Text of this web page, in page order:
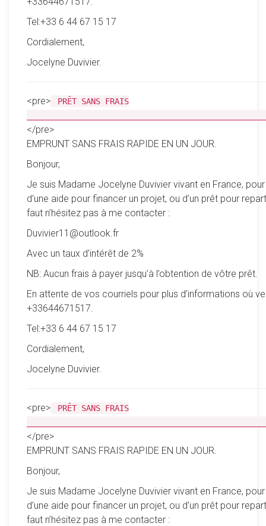
Tel:+33 6 44 67 15 17
Cordialement,
Jocelyne Duvivier.
<pre>
PRÊT SANS FRAIS
</pre>
EMPRUNT SANS FRAIS RAPIDE EN UN JOUR.
Bonjour,
Je suis Madame Jocelyne Duvivier vivant en France,
d’une aide pour financer un projet, ou d’un prêt pour
faut n’hésitez pas à me contacter :
Duvivier11@outlook.fr
Avec un taux d’intérêt de 2%
NB: Aucun frais à payer jusqu’à l’obtention de vôtre prêt.
En attente de vos courriels pour plus d’informations où
+33644671517.
Tel:+33 6 44 67 15 17
Cordialement,
Jocelyne Duvivier.
<pre>
PRÊT SANS FRAIS
</pre>
EMPRUNT SANS FRAIS RAPIDE EN UN JOUR.
Bonjour,
Je suis Madame Jocelyne Duvivier vivant en France,
d’une aide pour financer un projet, ou d’un prêt pour
faut n’hésitez pas à me contacter :